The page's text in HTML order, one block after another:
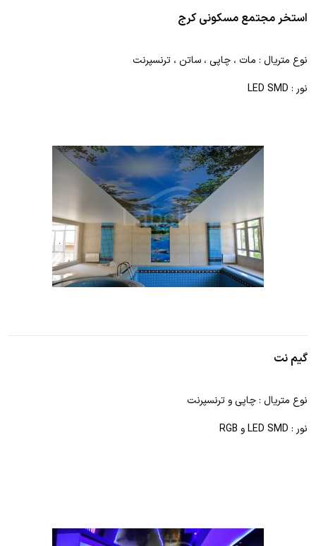
استخر مجتمع مسکونی کرج
نوع متریال : مات ، چاپی ، ساتن ، ترنسپرنت
نور : LED SMD
گیم نت
نوع متریال : چاپی و ترنسپرنت
نور : LED SMD و RGB